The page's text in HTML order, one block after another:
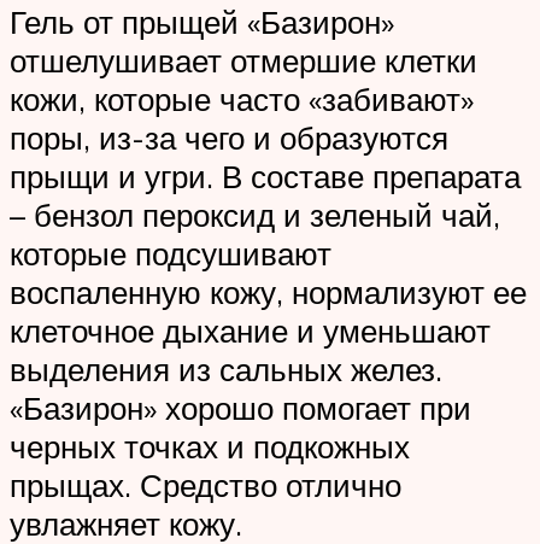
Гель от прыщей «Базирон»
отшелушивает отмершие клетки
кожи, которые часто «забивают»
поры, из-за чего и образуются
прыщи и угри. В составе препарата
– бензол пероксид и зеленый чай,
которые подсушивают
воспаленную кожу, нормализуют ее
клеточное дыхание и уменьшают
выделения из сальных желез.
«Базирон» хорошо помогает при
черных точках и подкожных
прыщах. Средство отлично
увлажняет кожу.